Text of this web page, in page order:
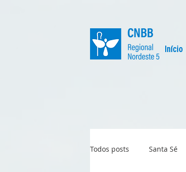
Início
Todos posts Santa Sé